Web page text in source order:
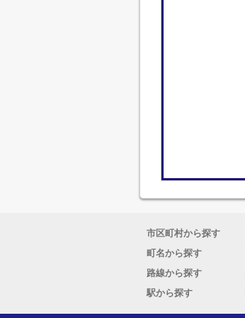
市区町村から探す
町名から探す
路線から探す
駅から探す